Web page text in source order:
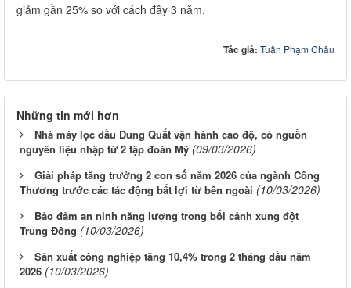
giảm gần 25% so với cách đây 3 năm.
Tác giả: Tuấn Phạm Châu
Những tin mới hơn
Nhà máy lọc dầu Dung Quất vận hành cao độ, có nguồn
nguyên liệu nhập từ 2 tập đoàn Mỹ (09/03/2026)
Giải pháp tăng trưởng 2 con số năm 2026 của ngành Công
Thương trước các tác động bất lợi từ bên ngoài (10/03/2026)
Bảo đảm an ninh năng lượng trong bối cảnh xung đột
Trung Đông (10/03/2026)
Sản xuất công nghiệp tăng 10,4% trong 2 tháng đầu năm
2026 (10/03/2026)